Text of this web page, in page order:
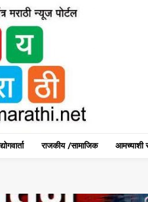
राजकीय /सामाजिक आमच्याशी